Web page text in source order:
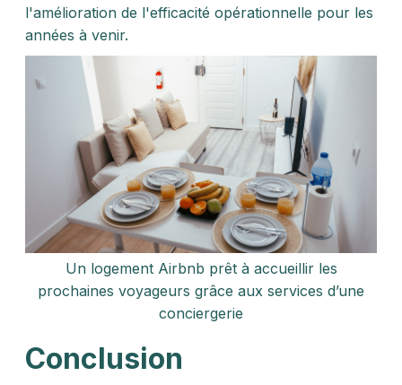
l'amélioration de l'efficacité opérationnelle pour les
années à venir.
Un logement Airbnb prêt à accueillir les
prochaines voyageurs grâce aux services d’une
conciergerie
Conclusion